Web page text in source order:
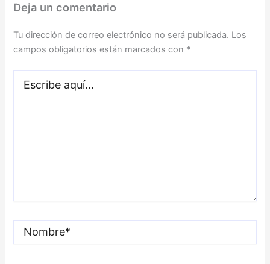
Deja un comentario
Tu dirección de correo electrónico no será publicada. Los
campos obligatorios están marcados con *
aquí...